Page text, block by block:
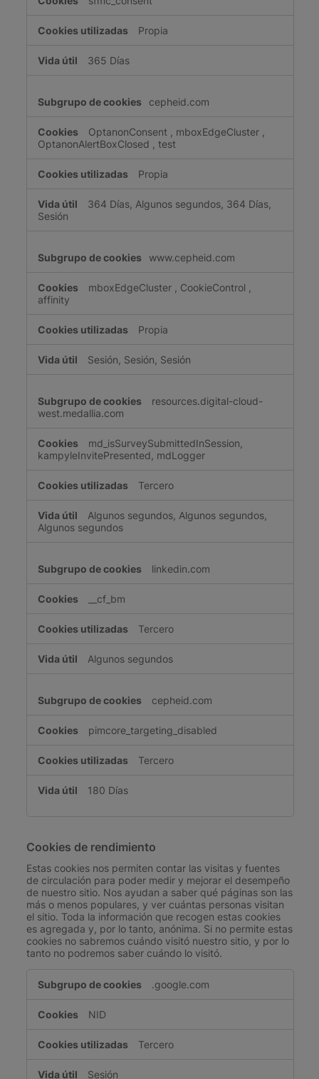
Propia
365 Días
cepheid.com
OptanonConsent , mboxEdgeCluster ,
OptanonAlertBoxClosed , test
Propia
364 Días, Algunos segundos, 364 Días,
Sesión
www.cepheid.com
mboxEdgeCluster , CookieControl ,
affinity
Propia
Sesión, Sesión, Sesión
resources.digital-cloud-
west.medallia.com
md_isSurveySubmittedInSession,
kampyleInvitePresented, mdLogger
Tercero
Algunos segundos, Algunos segundos,
Algunos segundos
linkedin.com
__cf_bm
Tercero
Algunos segundos
cepheid.com
pimcore_targeting_disabled
Tercero
180 Días
Cookies de rendimiento
Estas cookies nos permiten contar las visitas y fuentes
de circulación para poder medir y mejorar el desempeño
de nuestro sitio. Nos ayudan a saber qué páginas son las
más o menos populares, y ver cuántas personas visitan
el sitio. Toda la información que recogen estas cookies
es agregada y, por lo tanto, anónima. Si no permite estas
cookies no sabremos cuándo visitó nuestro sitio, y por lo
tanto no podremos saber cuándo lo visitó.
de
.google.com
NID
Tercero
Sesión